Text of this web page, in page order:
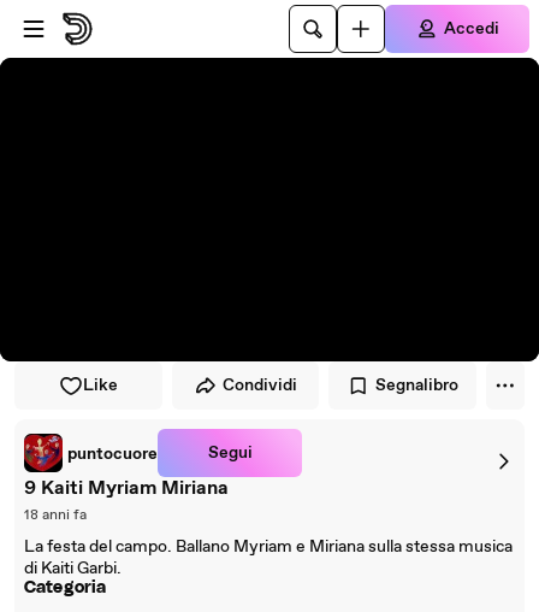
Vai al lettore
Passa al contenuto principale
Accedi
Like Condividi Segnalibro
puntocuore Segui
9 Kaiti Myriam Miriana
18 anni fa
La festa del campo. Ballano Myriam e Miriana sulla stessa musica
di Kaiti Garbi.
Categoria